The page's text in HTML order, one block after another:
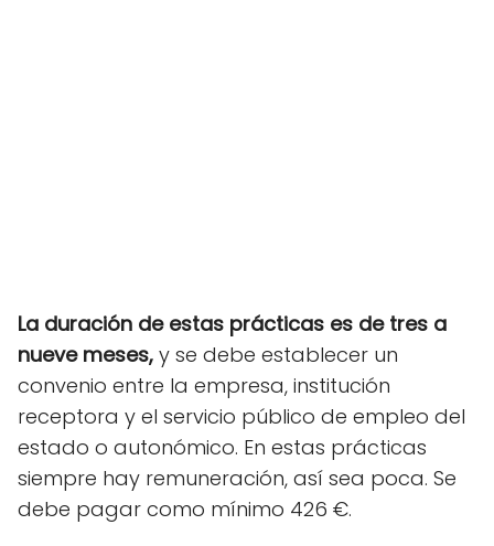
La duración de estas prácticas es de tres a
nueve meses, y se debe establecer un
convenio entre la empresa, institución
receptora y el servicio público de empleo del
estado o autonómico. En estas prácticas
siempre hay remuneración, así sea poca. Se
debe pagar como mínimo 426 €.